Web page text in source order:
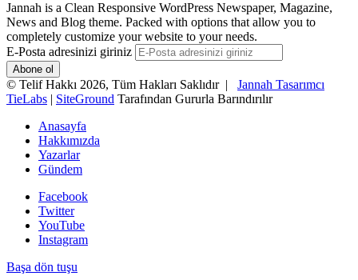
Jannah is a Clean Responsive WordPress Newspaper, Magazine,
News and Blog theme. Packed with options that allow you to
completely customize your website to your needs.
E-Posta adresinizi giriniz
© Telif Hakkı 2026, Tüm Hakları Saklıdır | Jannah Tasarımcı
TieLabs | SiteGround Tarafından Gururla Barındırılır
Anasayfa
Hakkımızda
Yazarlar
Gündem
Facebook
Twitter
YouTube
Instagram
Başa dön tuşu